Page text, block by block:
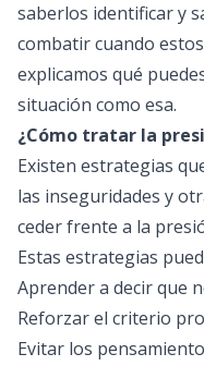
saberlos identificar y
combatir cuando
explicamos qué
situación como esa.
¿Cómo tratar la
Existen estrategias
las inseguridades y
ceder frente a la
Estas estrategias
Aprender a decir que
Reforzar el criterio
Evitar los